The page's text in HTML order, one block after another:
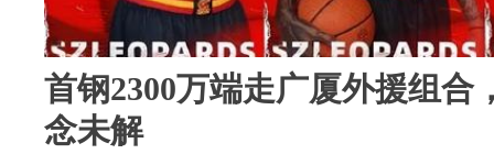
首钢2300万端走广厦外援组合
念未解